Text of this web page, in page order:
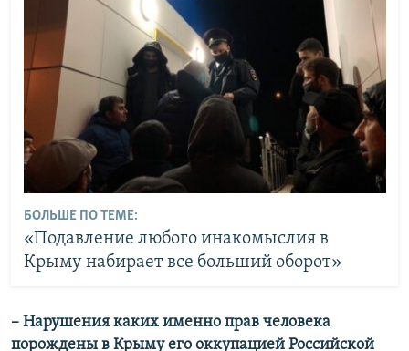
БОЛЬШЕ ПО ТЕМЕ:
«Подавление любого инакомыслия в
Крыму набирает все больший оборот»
– Нарушения каких именно прав человека
порождены в Крыму его оккупацией Российской